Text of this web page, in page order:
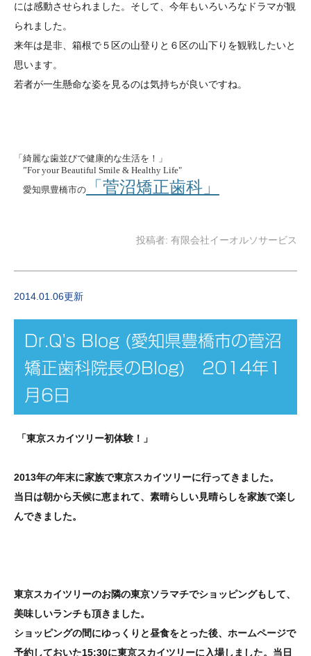
には感動させられました。そして、今年もいろいろなドラマが観
られました。
来年は是非、箱根で５区の山登りと６区の山下りを観戦したいと
思います。
若者が一生懸命な姿を見るのは気持ちが良いですね。
「綺麗な歯並びで健康的な生活を！」
”For your Beautiful Smile & Healthy Life"
愛知県豊橋市の
「菅沼矯正歯科」
投稿者: 有限会社イーオルソサービス
2014.01.06更新
Dr.Q's Blog (愛知県豊橋市の菅沼
矯正歯科院長のBlog) 2014年1
月6日
「東京スカイツリー初体験！」
2013年の年末に家族で東京スカイツリーに行ってきました。
当日は朝から天候に恵まれて、素晴らしい見晴らしを家族で楽し
んできました。
東京スカイツリーのお隣の東京ソラマチでショッピングもして、
美味しいランチも頂きました。
ショッピングの間にゆっくりと昼食をとった後、ホームページで
予約しておいた15:30に東京スカイツリーに 入場しました。当日